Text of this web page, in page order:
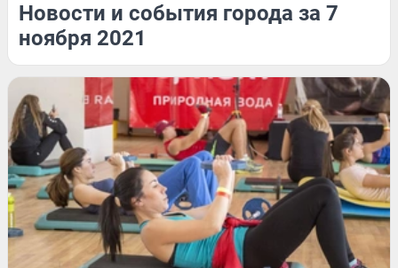
Новости и события города за 7
ноября 2021